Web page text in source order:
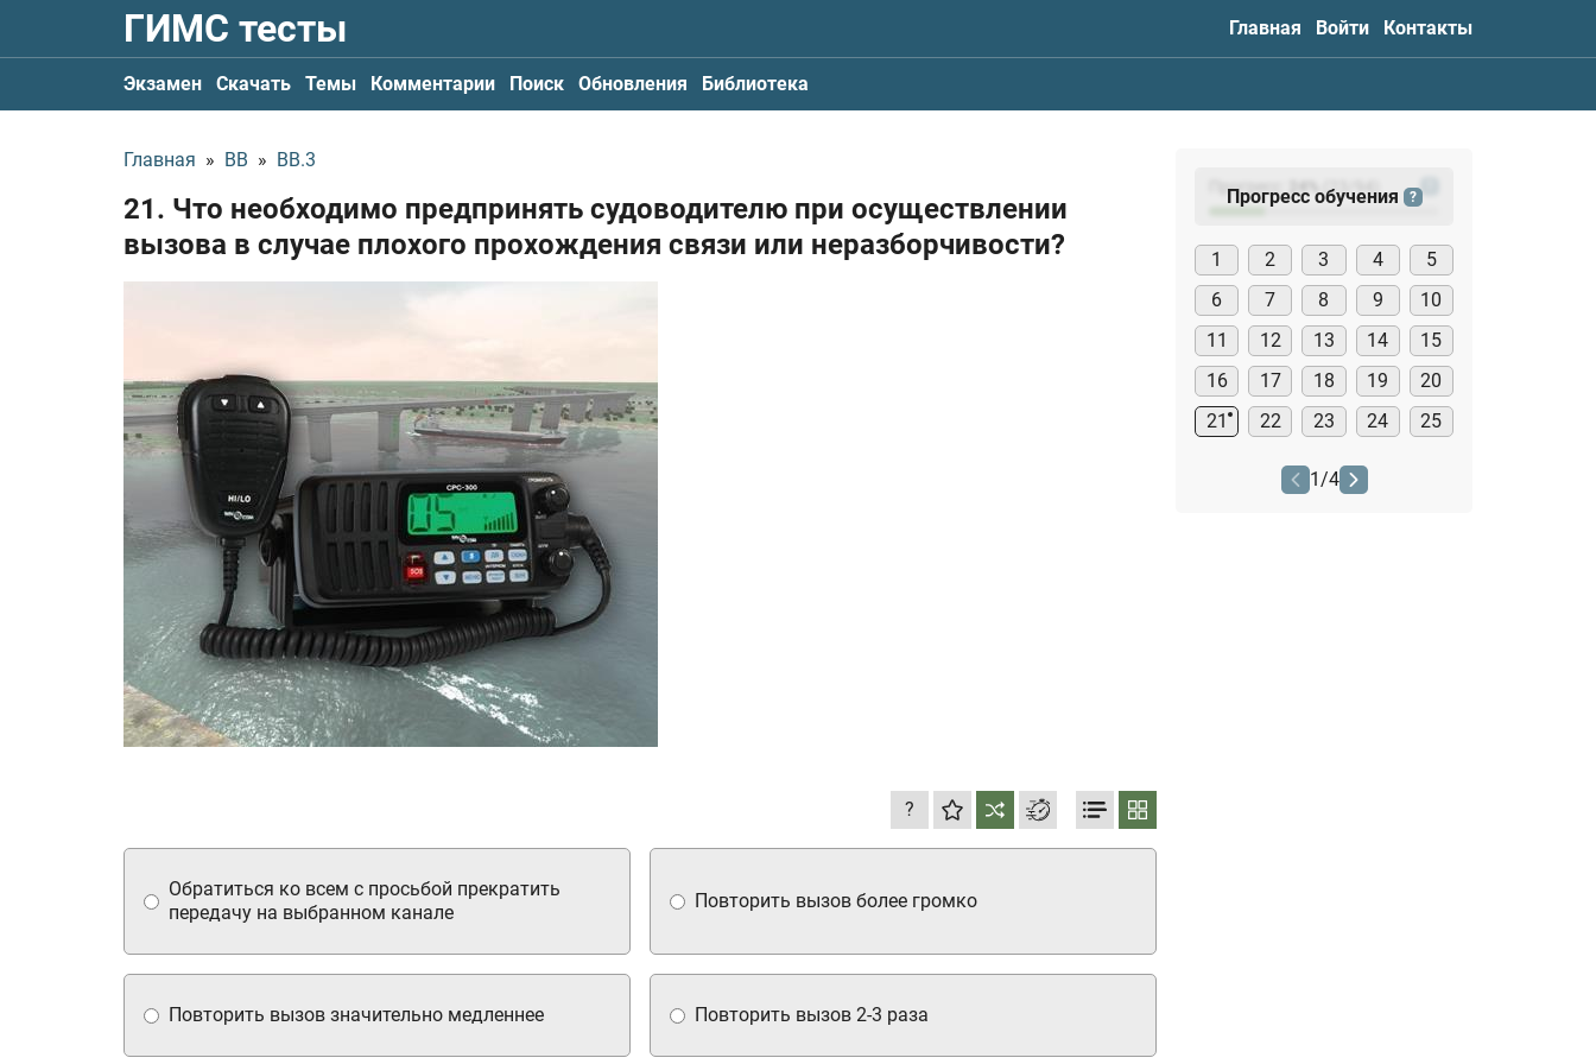
ГИМС тесты Главная Войти Контакты
Экзамен Скачать Темы Комментарии Поиск Обновления Библиотека
Главная » ВВ » ВВ.3
21. Что необходимо предпринять судоводителю при осуществлении
вызова в случае плохого прохождения связи или неразборчивости?
?
Обратиться ко всем с просьбой прекратить
передачу на выбранном канале
Повторить вызов более громко
Повторить вызов значительно медленнее Повторить вызов 2-3 раза
Прогресс: (23
Прогресс обучения ?
1 2 3 4
5
6
7 8 9
10
11
12 13 14
15
16
17 18 19
20
21
22 23 24 25
1/4